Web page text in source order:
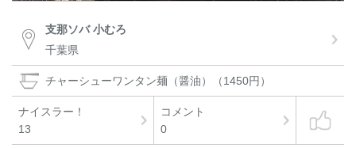
支那ソバ 小むろ
千葉県
チャーシューワンタン麺（醤油）（1450円）
ナイスラー！
13
コメント
0